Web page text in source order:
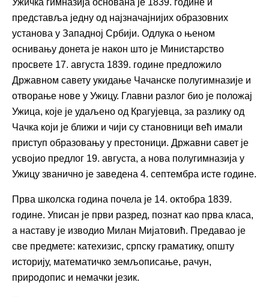
Ужичка гимназија основана је 1839. године и
представља једну од најзначајнијих образовних
установа у Западној Србији. Одлука о њеном
оснивању донета је након што је Министарство
просвете 17. августа 1839. године предложило
Државном савету укидање Чачанске полугимназије и
отворање нове у Ужицу. Главни разлог био је положај
Ужица, које је удаљено од Крагујевца, за разлику од
Чачка који је ближи и чији су становници већ имали
приступ образовању у престоници. Државни савет је
усвојио предлог 19. августа, а нова полугимназија у
Ужицу званично је заведена 4. септембра исте године.
Прва школска година почела је 14. октобра 1839.
године. Уписан је први разред, познат као прва класа,
а наставу је изводио Милан Мијатовић. Предавао је
све предмете: катехизис, српску граматику, општу
историју, математичко земљописање, рачун,
природопис и немачки језик.